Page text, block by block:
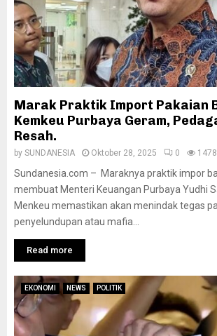
Marak Praktik Import Pakaian
Kemkeu Purbaya Geram,
Resah.
by SUNDANESIA Oktober 28, 2025 0 1478
Sundanesia.com – Maraknya praktik impor
membuat Menteri Keuangan Purbaya Yudhi
Menkeu memastikan akan menindak tegas
penyelundupan atau mafia...
Read more
EKONOMI NEWS POLITIK